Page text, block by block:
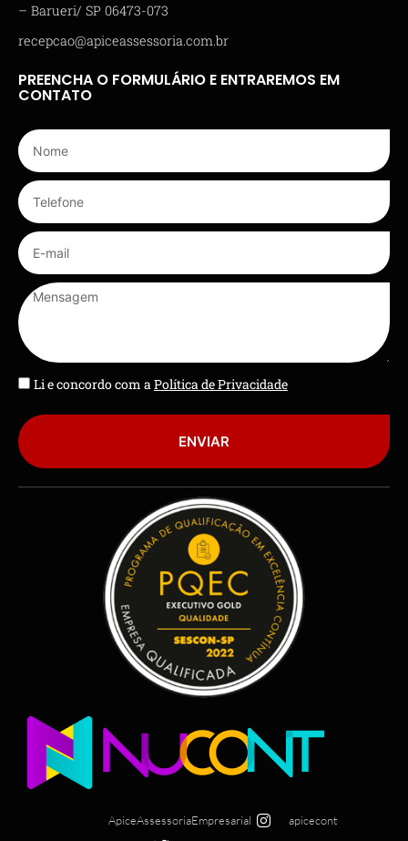
– Barueri/ SP 06473-073
recepcao@apiceassessoria.com.br
PREENCHA O FORMULÁRIO E ENTRAREMOS EM
CONTATO
Li e concordo com aPolítica de Privacidade
ENVIAR
ApiceAssessoriaEmpresarial
apicecont